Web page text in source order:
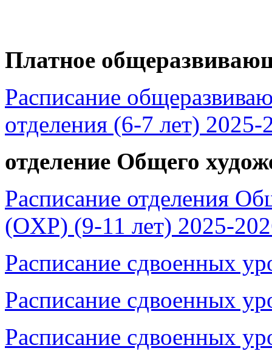
Платное
Расписание
oтдeлeния (6-7 лeт) 2025-
отделение Общего
Расписание отделения
(OХР) (9-11 лет) 2025-
Расписание сдвоенных
Расписание сдвоенных
Расписание сдвоенных